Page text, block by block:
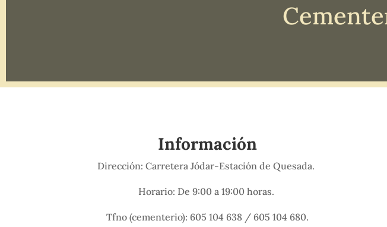
Información
Dirección: Carretera Jódar-Estación de Quesada.
Horario: De 9:00 a 19:00 horas.
Tfno (cementerio): 605 104 638 / 605 104 680.